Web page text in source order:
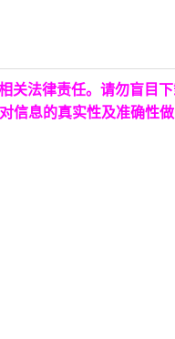
关法律责任。请勿盲目
信息的真实性及准确性